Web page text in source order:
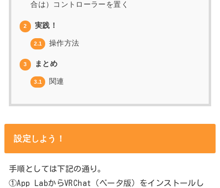
合は）コントローラーを置く
2 実践！
2.1 操作方法
3 まとめ
3.1 関連
設定しよう！
手順としては下記の通り。
①App LabからVRChat（ベータ版）をインストールし